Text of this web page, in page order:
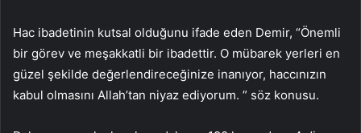
Hac ibadetinin kutsal olduğunu ifade eden Demir, “Önemli
bir görev ve meşakkatli bir ibadettir. O mübarek yerleri en
güzel şekilde değerlendireceğinize inanıyor, haccınızın
kabul olmasını Allah’tan niyaz ediyorum. ” söz konusu.